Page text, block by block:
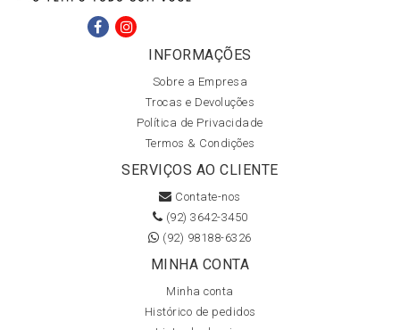
INFORMAÇÕES
Sobre a Empresa
Trocas e Devoluções
Política de Privacidade
Termos & Condições
SERVIÇOS AO CLIENTE
Contate-nos
(92) 3642-3450
(92) 98188-6326
MINHA CONTA
Minha conta
Histórico de pedidos